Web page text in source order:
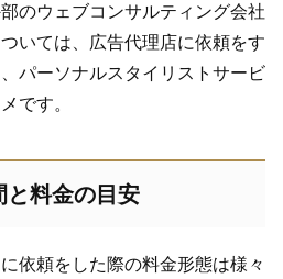
のウェブコンサルティング会社
いては、広告代理店に依頼をす
パーソナルスタイリストサービ
です。
料金の目安
依頼をした際の料金形態は様々